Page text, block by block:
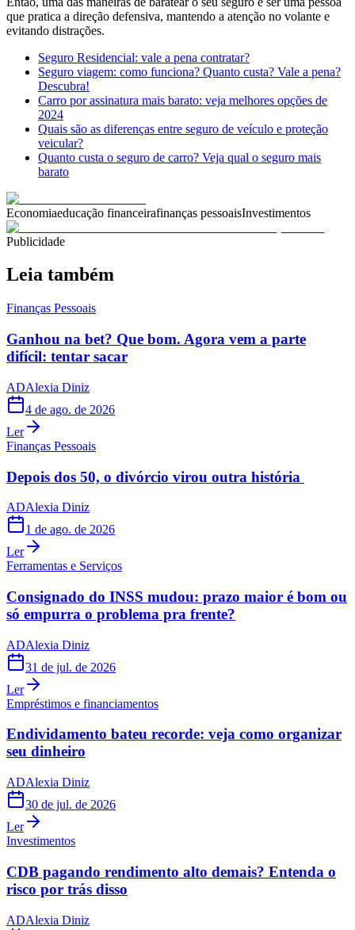
que pratica a direção defensiva, mantendo a atenção no volante e
evitando distrações.
Seguro Residencial: vale a pena contratar?
Seguro viagem: como funciona? Quanto custa? Vale a pena?
Descubra!
Carro por assinatura mais barato: veja melhores opções de
2024
Quais são as diferenças entre seguro de veículo e proteção
veicular?
Quanto custa o seguro de carro? Veja qual o seguro mais
barato
Economiaeducação financeirafinanças pessoaisInvestimentos
Publicidade
Leia também
Finanças Pessoais
Ganhou na bet? Que bom. Agora vem a parte
difícil: tentar sacar
ADAlexia Diniz
4 de ago. de 2026
Ler
Finanças Pessoais
Depois dos 50, o divórcio virou outra história
ADAlexia Diniz
1 de ago. de 2026
Ler
Ferramentas e Serviços
Consignado do INSS mudou: prazo maior é bom ou
só empurra o problema pra frente?
ADAlexia Diniz
31 de jul. de 2026
Ler
Empréstimos e financiamentos
Endividamento bateu recorde: veja como organizar
seu dinheiro
ADAlexia Diniz
30 de jul. de 2026
Ler
Investimentos
CDB pagando rendimento alto demais? Entenda o
risco por trás disso
ADAlexia Diniz